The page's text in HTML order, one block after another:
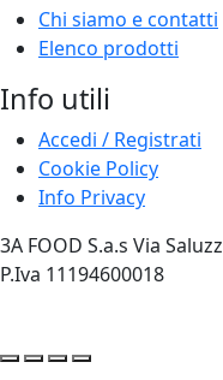
Chi siamo e contatti
Elenco prodotti
Info utili
Accedi / Registrati
Cookie Policy
Info Privacy
3A FOOD S.a.s Via
P.Iva 11194600018